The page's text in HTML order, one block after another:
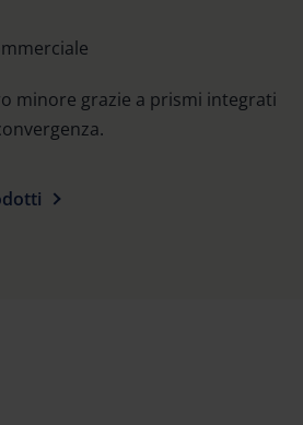
minore grazie a prismi integrati